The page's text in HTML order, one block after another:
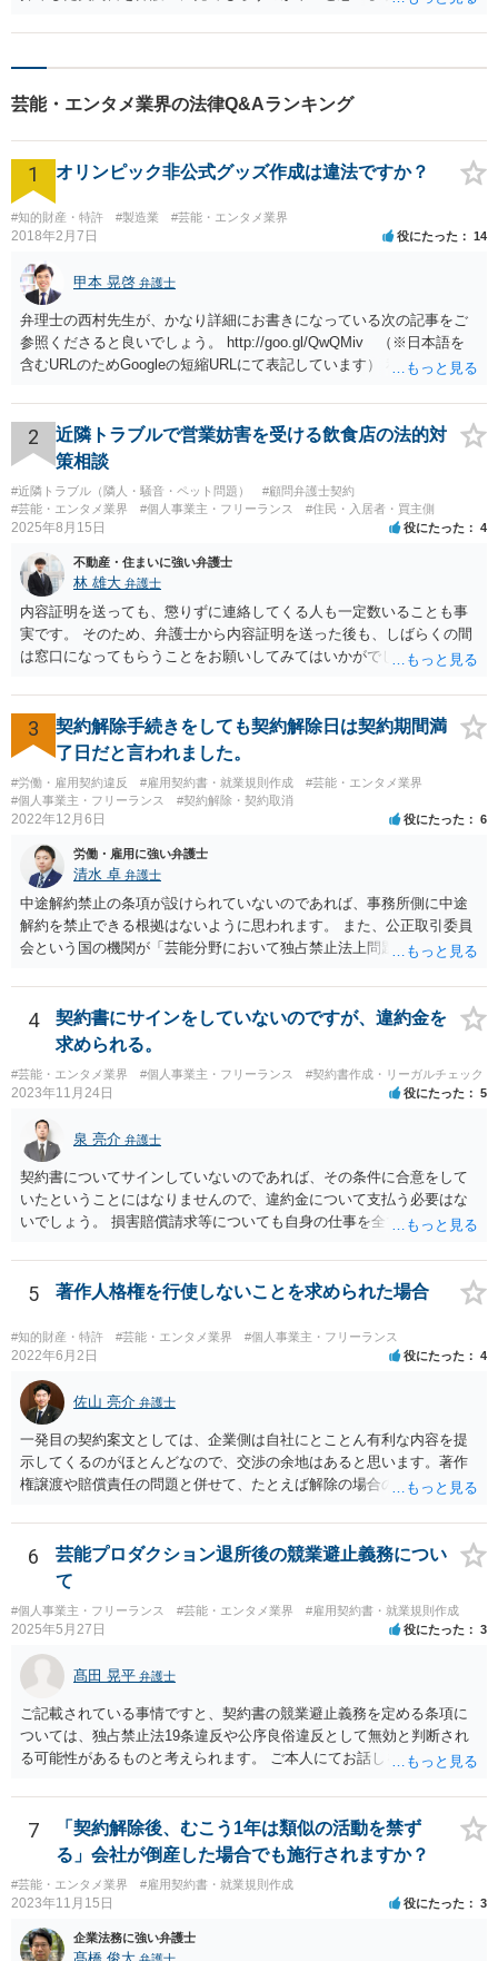
芸能・エンタメ業界の法律Q&Aランキング
1 オリンピック非公式グッズ作成は違法ですか？
#知的財産・特許 #製造業 #芸能・エンタメ業界
2018年2月7日 役にたった 14
甲本 晃啓 弁護士
弁理士の西村先生が、かなり詳細にお書きになっている次の記事をご
参照くださると良いでしょう。 http://goo.gl/QwQMiv （※日本語を
含むURLのためGoogleの短縮URLにて表記しています） 私も同先生と
とも不正競争防止法上の問題は生じうると思います。
2
近隣トラブルで営業妨害を受ける飲食店の法的対
策相談
#近隣トラブル（隣人・騒音・ペット問題）
#顧問弁護士契約
#芸能・エンタメ業界
#個人事業主・フリーランス #住民・入居者・買主側
2025年8月15日 役にたった 4
不動産・住まいに強い弁護士
林 雄大 弁護士
内容証明を送っても、懲りずに連絡してくる人も一定数いることも事
実です。 そのため、弁護士から内容証明を送った後も、しばらくの間
は窓口になってもらうことをお願いしてみてはいかがでしょうか。 そ
口（弁護士に）言ってください」とだけお伝えし、それ以外には一切
応じないという姿勢をとることができるため、スタッフの方の負担軽
減を図れると思います。 大変な状況かと思いますが、ご参考になりま
したら幸いです。
3
契約解除手続きをしても契約解除日は契約期間満
了日だと言われました。
#労働・雇用契約違反 #雇用契約書・就業規則作成
#芸能・エンタメ業界
#個人事業主・フリーランス
#契約解除・契約取消
2022年12月6日 役にたった 6
労働・雇用に強い弁護士
清水 卓 弁護士
中途解約禁止の条項が設けられていないのであれば、事務所側に中途
解約を禁止できる根拠はないように思われます。 また、公正取引委員
会という国の機関が「芸能分野において独占禁止法上問題となり得る
活動を⾏えない旨の義務を課し，⼜は移籍・独⽴した場合には芸能活
動を妨害する旨⽰唆して，移籍・独⽴を諦めさせること（優越的地位
の濫⽤等）を例示しています。 ライバー事務所にも同様のことが言え
る可能性があり、あなたのケースでも、独占禁止法上問題となり得ま
す。 ただし、「※これら⾏為が実際に独占禁⽌法違反となるかどうか
は，具体的態様に照らして個別に判断されることとなる。例えば，優
越的地位の濫⽤に関して，不当に不利益を与えるか否かは，課される
義務等の内容や期間が⽬的に照らして過⼤であるか，与える不利益の
程度，代償措置の有無やその⽔準，あらかじめ⼗分な協議が⾏われた
か等を考慮の上，個別具体的に判断される」という指摘もなされてい
るので、ご事案に応じ、挙げられている事情を具体的に検討して行く
必要があります。 なお、退所等で事務所側と揉めるようであれば、弁
護士に直接相談・依頼し、事務所側と交渉にあたってもらう方法もあ
るかと思います。 （参考）「⼈材分野における公正取引委員会の取
組」（令和元年９月２５日 公正取引委員会）６頁 https://www.jftc.g
4
契約書にサインをしていないのですが、違約金を
求められる。
#芸能・エンタメ業界 #個人事業主・フリーランス #契約書作成・リーガルチェック
2023年11月24日 役にたった 5
泉 亮介 弁護士
契約書についてサインしていないのであれば、その条件に合意をして
いたということにはなりませんので、違約金について支払う必要はな
いでしょう。 損害賠償請求等についても自身の仕事を全て処理してか
5 著作人格権を行使しないことを求められた場合
#知的財産・特許 #芸能・エンタメ業界 #個人事業主・フリーランス
2022年6月2日 役にたった 4
佐山 亮介 弁護士
一発目の契約案文としては、企業側は自社にとことん有利な内容を提
示してくるのがほとんどなので、交渉の余地はあると思います。著作
権譲渡や賠償責任の問題と併せて、たとえば解除の場合のクリエータ
ます（実際、民法の原則では一方的な委任契約の解除には、必要に応
じて損害の補償をしなければならないと定められています。） ただ、
そこで「これはうちの定型書式なので変更できない」といった趣旨の
回答があれば、今後の信頼関係の構築を考えても、ご縁がなかったと
して契約を見送られた方が良いように思います。
6
芸能プロダクション退所後の競業避止義務につい
て
#個人事業主・フリーランス #芸能・エンタメ業界 #雇用契約書・就業規則作成
2025年5月27日 役にたった 3
髙田 晃平 弁護士
ご記載されている事情ですと、契約書の競業避止義務を定める条項に
ついては、独占禁止法19条違反や公序良俗違反として無効と判断され
る可能性があるものと考えられます。 ご本人にてお話しを進められる
で、弁護士を通じて交渉することも選択肢として取り得るかと思われ
ます。
7
「契約解除後、むこう1年は類似の活動を禁ず
る」会社が倒産した場合でも施行されますか？
#芸能・エンタメ業界 #雇用契約書・就業規則作成
2023年11月15日 役にたった 3
企業法務に強い弁護士